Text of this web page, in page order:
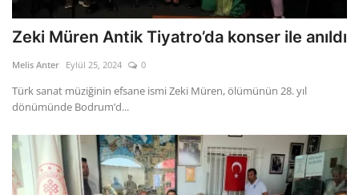
Zeki Müren Antik Tiyatro’da konser ile anıldı
Melis Anter Eylül 25, 2024 0
Türk sanat müziğinin efsane ismi Zeki Müren, ölümünün 28. yıl
dönümünde Bodrum’d...